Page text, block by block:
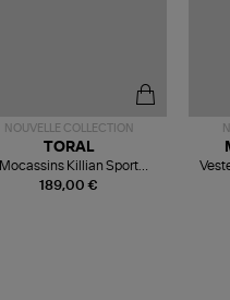
NOUVELLE COLLECTION
189,00 €
TORAL
Mocassins Killian Sport
Mousse